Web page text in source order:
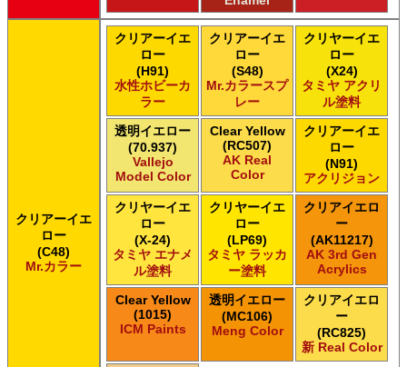
クリアーイエ
ロー
(C48)
Mr.カラー
クリアーイエ
ロー
(H91)
水性ホビーカ
ラー
クリアーイエ
ロー
(S48)
Mr.カラースプ
レー
クリヤーイエ
ロー
(X24)
タミヤ アクリ
ル塗料
透明イエロー
(70.937)
Vallejo
Model Color
Clear Yellow
(RC507)
AK Real
Color
クリアーイエ
ロー
(N91)
アクリジョン
クリヤーイエ
ロー
(X-24)
タミヤ エナメ
ル塗料
クリヤーイエ
ロー
(LP69)
タミヤ ラッカ
ー塗料
クリアイエロ
ー
(AK11217)
AK 3rd Gen
Acrylics
Clear Yellow
(1015)
ICM Paints
透明イエロー
(MC106)
Meng Color
クリアイエロ
ー
(RC825)
新 Real Color